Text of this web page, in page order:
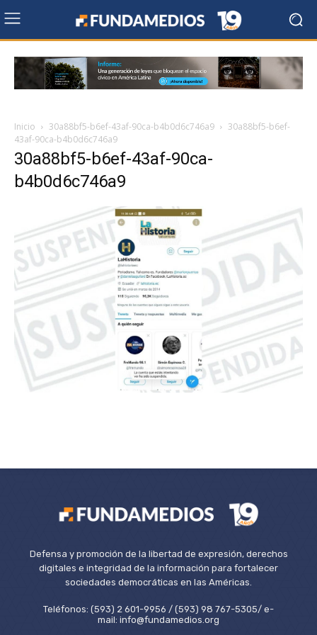
Inicio 30a88bf5-b6ef-43af-90ca-b4b0d6c746a9
30a88bf5-b6ef-
43af-90ca-b4b0d6c746a9
30a88bf5-b6ef-43af-90ca-
b4b0d6c746a9
Defensa y promoción de la libertad de expresión, derechos
digitales e integridad de la información para fortalecer
sociedades democráticas en las Américas.
Teléfonos: (593) 2 601-9956 / (593) 98 767-5305/ e-
mail: info@fundamedios.org